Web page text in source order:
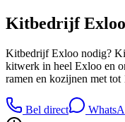
KitbedrijfExloo
Kitbedrijf Exloo nodig?
kitwerk in heel Exloo en
ramen en kozijnen met tot
Bel direct